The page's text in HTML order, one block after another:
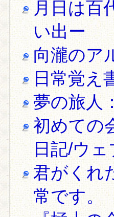
月日は百
い出ー
向瀧のア
日常覚え
夢の旅人
初めての
日記/ウ
君がくれ
常です。